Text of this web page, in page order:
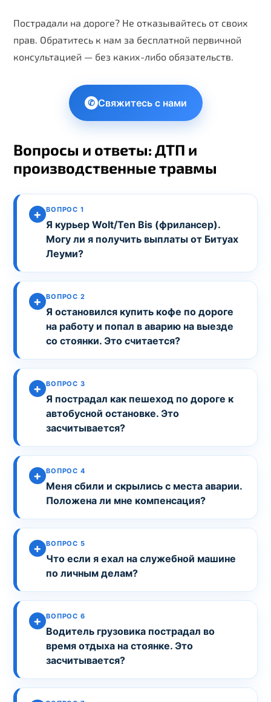
Пострадали на дороге? Не отказывайтесь от своих
прав. Обратитесь к нам за бесплатной первичной
консультацией — без каких-либо обязательств.
✆ Свяжитесь с нами
Вопросы и ответы: ДТП и
производственные травмы
ВОПРОС 1
Я курьер Wolt/Ten Bis (фрилансер).
Могу ли я получить выплаты от Битуах
Леуми?
ВОПРОС 2
Я остановился купить кофе по дороге
на работу и попал в аварию на выезде
со стоянки. Это считается?
ВОПРОС 3
Я пострадал как пешеход по дороге к
автобусной остановке. Это
засчитывается?
ВОПРОС 4
Меня сбили и скрылись с места аварии.
Положена ли мне компенсация?
ВОПРОС 5
Что если я ехал на служебной машине
по личным делам?
ВОПРОС 6
Водитель грузовика пострадал во
время отдыха на стоянке. Это
засчитывается?